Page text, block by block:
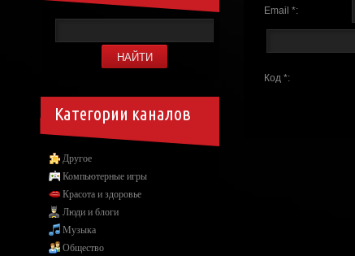
Email *:
Код *:
Категории каналов
Другое
Компьютерные игры
Красота и здоровье
Люди и блоги
Музыка
Общество